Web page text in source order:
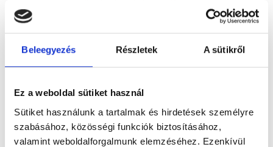
Beleegyezés Részletek A sütikről
Ez a weboldal sütiket használ
Sütiket használunk a tartalmak és hirdetések személyre
szabásához, közösségi funkciók biztosításához,
valamint weboldalforgalmunk elemzéséhez. Ezenkívül
Üdvözlöm! Salamon Irén vagyok, okleveles
Előző* Szakorvos jelölt (rezidens): általános orvosi oklevéllel rendelkező
orvos, aki jogszabályok szerinti szakorvosi szakképesítés
önállóan nem végezhető szakmai tevékenységért teljes
felelősséggel tartozik és azt közvetlenül felügyeli az egészségügyi
szolgáltató szakorvosa az első részvizsgáig, utána pedig a
szakorvosjelölt önállóan láthat el feladatokat. A foglaljorvost.hu
felelősségét kizárja esetleges névazonosságért bármely szakorvos
és szakorvosjelölt esetén.